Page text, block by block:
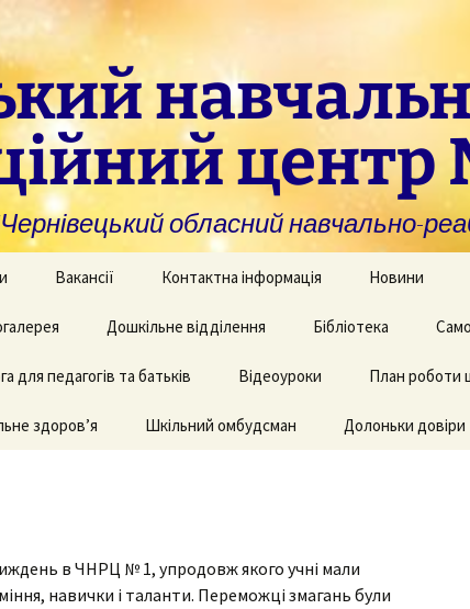
обласний навчально-
закладам із
та
навчання
послуги для
та виховання
діагностика
особливими
Вакансії Контактна інформація Новини
творчих робіт
приміщень
Дошкільне відділення
Рекомендації для
Бібліотека
для педагогів та батьків Відеоуроки План роботи
здоров’я Шкільний омбудсман Долоньки довіри
в ЧНРЦ № 1, упродовж якого учні мали
навички і таланти. Переможці змагань були